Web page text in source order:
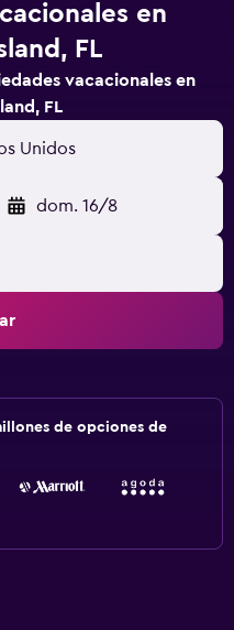
en
FL
vacacionales en
FL
Unidos
dom. 16/8
de opciones de